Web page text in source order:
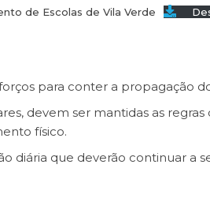
de Escolas de Vila Verde
para conter a propagação
devem ser mantidas as regras
físico.
diária que deverão continuar a